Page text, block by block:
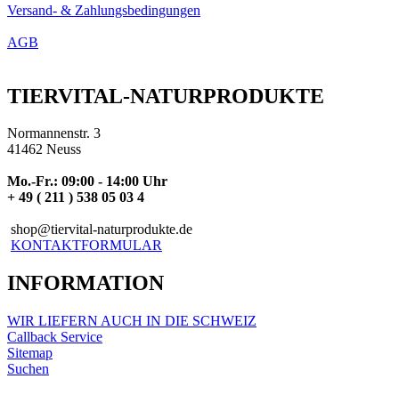
Versand- & Zahlungsbedingungen
AGB
TIERVITAL-NATURPRODUKTE
Normannenstr. 3
41462 Neuss
Mo.-Fr.: 09:00 - 14:00 Uhr
+ 49 ( 211 ) 538 05 03 4
shop@tiervital-naturprodukte.de
KONTAKTFORMULAR
INFORMATION
WIR LIEFERN AUCH IN DIE SCHWEIZ
Callback Service
Sitemap
Suchen